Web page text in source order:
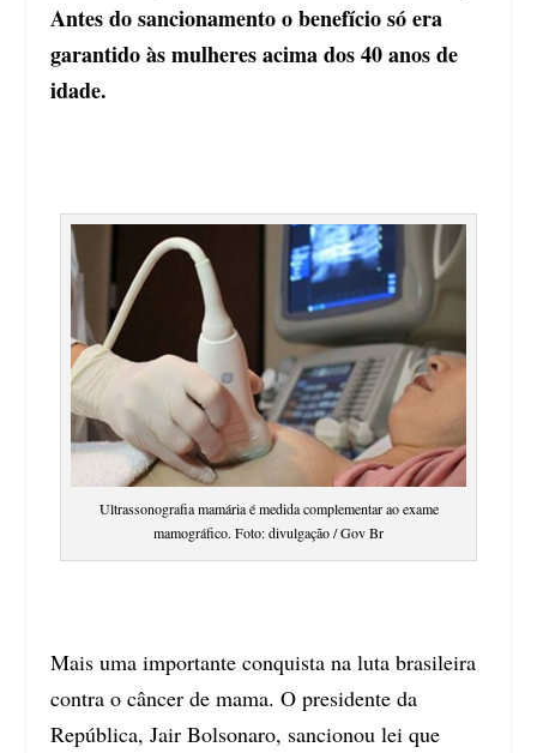
Antes do sancionamento o benefício só era
garantido às mulheres acima dos 40 anos de
idade.
Ultrassonografia mamária é medida complementar ao exame
mamográfico. Foto: divulgação / Gov Br
Mais uma importante conquista na luta brasileira
contra o câncer de mama. O presidente da
República, Jair Bolsonaro, sancionou lei que